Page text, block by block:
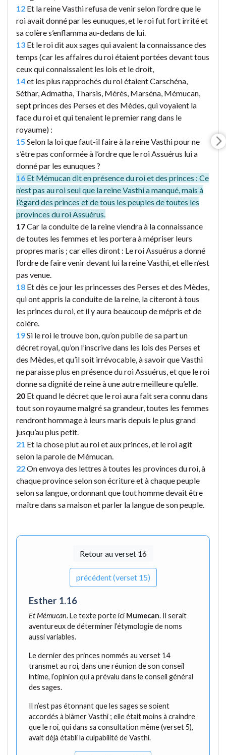
12 Et la reine Vasthi refusa de venir selon l’ordre que le
roi avait donné par les eunuques, et le roi fut fort irrité et
sa colère s’enflamma au-dedans de lui.
13 Et le roi dit aux sages qui avaient la connaissance des
temps (car les affaires du roi étaient portées devant tous
ceux qui connaissaient les lois et le droit,
14et les plus rapprochés du roi étaient Carschéna,
Séthar, Admatha, Tharsis, Mérès, Marséna, Mémucan,
sept princes des Perses et des Mèdes, qui voyaient la
face du roi et qui tenaient le premier rang dans le
royaume) :
15 Selon la loi que faut-il faire à la reine Vasthi pour ne
s’être pas conformée à l’ordre que le roi Assuérus lui a
donné par les eunuques ?
16 Et Mémucan dit en présence du roi et des princes : Ce
n’est pas au roi seul que la reine Vasthi a manqué, mais à
l’égard des princes et de tous les peuples de toutes les
provinces du roi Assuérus.
17Car la conduite de la reine viendra à la connaissance
de toutes les femmes et les portera à mépriser leurs
propres maris ; car elles diront : Le roi Assuérus a donné
l’ordre de faire venir devant lui la reine Vasthi, et elle n’est
pas venue.
18 Et dès ce jour les princesses des Perses et des Mèdes,
qui ont appris la conduite de la reine, la citeront à tous
les princes du roi, et il y aura beaucoup de mépris et de
colère.
19Si le roi le trouve bon, qu’on publie de sa part un
décret royal, qu’on l’inscrive dans les lois des Perses et
des Mèdes, et qu’il soit irrévocable, à savoir que Vasthi
ne paraisse plus en présence du roi Assuérus, et que le roi
donne sa dignité de reine à une autre meilleure qu’elle.
20 Et quand le décret que le roi aura fait sera connu dans
tout son royaume malgré sa grandeur, toutes les femmes
rendront hommage à leurs maris depuis le plus grand
jusqu’au plus petit.
21 Et la chose plut au roi et aux princes, et le roi agit
selon la parole de Mémucan.
22On envoya des lettres à toutes les provinces du roi, à
chaque province selon son écriture et à chaque peuple
selon sa langue, ordonnant que tout homme devait être
maître dans sa maison et parler la langue de son peuple.
Retour au verset 16
précédent (verset 15)
Esther 1.16
Et Mémucan. Le texte porte ici Mumecan. Il serait
aventureux de déterminer l’étymologie de noms
aussi variables.
Le dernier des princes nommés au verset 14
transmet au roi, dans une réunion de son conseil
intime, l’opinion qui a prévalu dans le conseil général
des sages.
Il n’est pas étonnant que les sages se soient
accordés à blâmer Vasthi ; elle était moins à craindre
que le roi, qui dans sa consultation même (verset 5),
avait déjà établi la culpabilité de Vasthi.